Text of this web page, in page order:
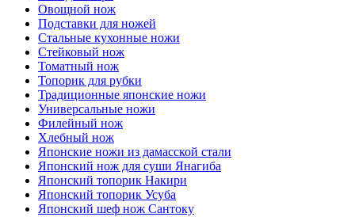
Овощной нож
Подставки для ножей
Стальные кухонные ножи
Стейковый нож
Томатный нож
Топорик для рубки
Традиционные японские ножи
Универсальные ножи
Филейный нож
Хлебный нож
Японские ножи из дамасской стали
Японский нож для суши Янагиба
Японский топорик Накири
Японский топорик Усуба
Японский шеф нож Сантоку